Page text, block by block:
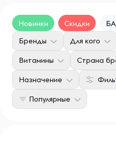
Новинки Скидки
Бренды Для кого
Витамины Страна
Назначение
Популярные